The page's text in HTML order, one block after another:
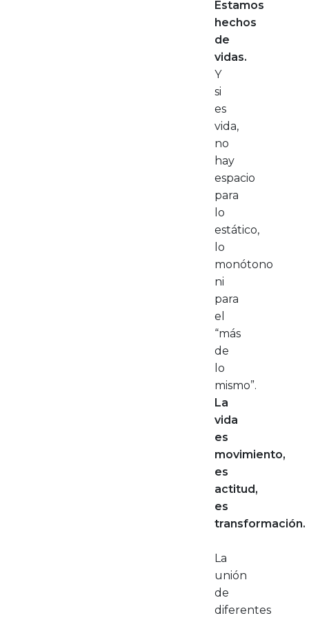
Estamos
hechos
de
vidas.
Y
si
es
vida,
no
hay
espacio
para
lo
estático,
lo
monótono
ni
para
el
“más
de
lo
mismo”.
La
vida
es
movimiento,
es
actitud,
es
transformación.
La
unión
de
diferentes